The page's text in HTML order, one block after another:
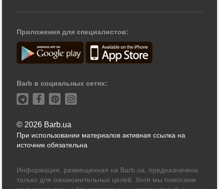
Приложения для специалистов:
Barb в социальных сетях:
© 2026 Barb.ua
При использовании материалов активная ссылка на
источник обязательна
Информация, размещенная на Barb.ua, предназначена
только для ознакомительных целей. Хотя мы помогаем